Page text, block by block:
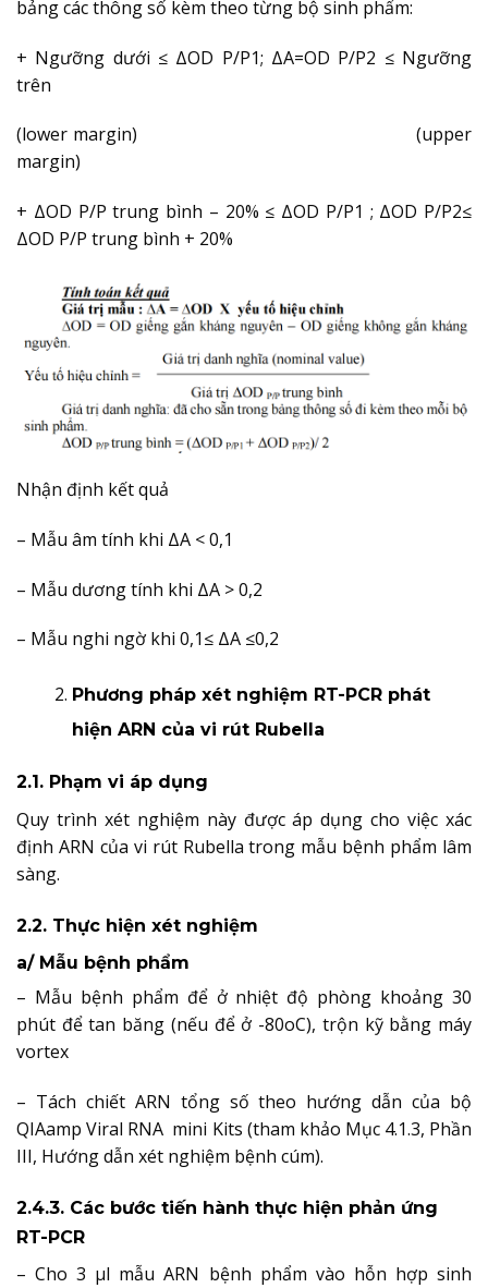
bảng các thông số kèm theo từng bộ sinh phẩm:
+ Ngưỡng dưới ≤ ΔOD P/P1; ΔA=OD P/P2 ≤ Ngưỡng
trên
(lower margin) (upper
margin)
+ ΔOD P/P trung bình – 20% ≤ ΔOD P/P1 ; ΔOD P/P2≤
ΔOD P/P trung bình + 20%
Nhận định kết quả
– Mẫu âm tính khi ΔA < 0,1
– Mẫu dương tính khi ΔA > 0,2
– Mẫu nghi ngờ khi 0,1≤ ΔA ≤0,2
Phương pháp xét nghiệm RT-PCR phát
hiện ARN của vi rút Rubella
2.1. Phạm vi áp dụng
Quy trình xét nghiệm này được áp dụng cho việc xác
định ARN của vi rút Rubella trong mẫu bệnh phẩm lâm
sàng.
2.2. Thực hiện xét nghiệm
a/ Mẫu bệnh phẩm
– Mẫu bệnh phẩm để ở nhiệt độ phòng khoảng 30
phút để tan băng (nếu để ở -80oC), trộn kỹ bằng máy
vortex
– Tách chiết ARN tổng số theo hướng dẫn của bộ
QIAamp Viral RNA mini Kits (tham khảo Mục 4.1.3, Phần
III, Hướng dẫn xét nghiệm bệnh cúm).
2.4.3. Các bước tiến hành thực hiện phản ứng
RT-PCR
– Cho 3 µl mẫu ARN bệnh phẩm vào hỗn hợp sinh